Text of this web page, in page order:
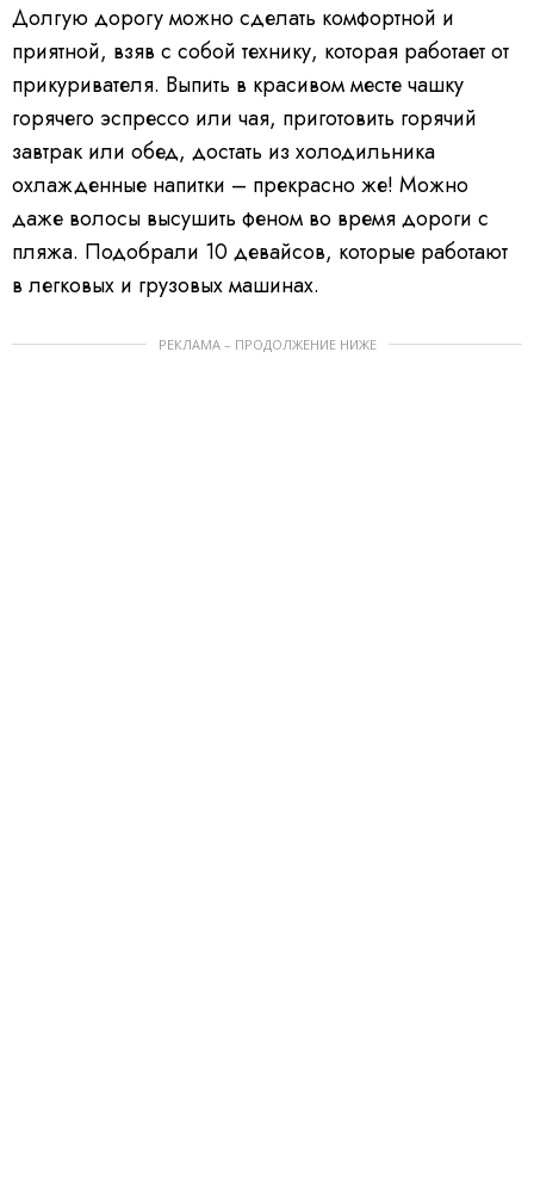
Долгую дорогу можно сделать комфортной и
приятной, взяв с собой технику, которая работает от
прикуривателя. Выпить в красивом месте чашку
горячего эспрессо или чая, приготовить горячий
завтрак или обед, достать из холодильника
охлажденные напитки – прекрасно же! Можно
даже волосы высушить феном во время дороги с
пляжа. Подобрали 10 девайсов, которые работают
в легковых и грузовых машинах.
РЕКЛАМА – ПРОДОЛЖЕНИЕ НИЖЕ